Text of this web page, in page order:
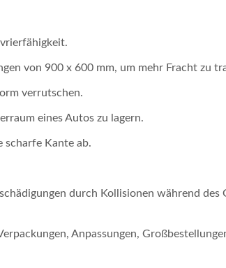
von 900 x 600 mm, um mehr Fracht zu
verrutschen.
eines Autos zu lagern.
scharfe Kante ab.
durch Kollisionen während des
Anpassungen,